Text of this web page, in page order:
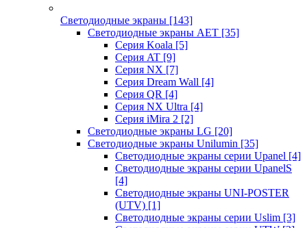
Светодиодные экраны [143]
Светодиодные экраны AET [35]
Cерия Koala [5]
Серия AT [9]
Серия NX [7]
Серия Dream Wall [4]
Серия QR [4]
Серия NX Ultra [4]
Серия iMira 2 [2]
Светодиодные экраны LG [20]
Светодиодные экраны Unilumin [35]
Светодиодные экраны серии Upanel [4]
Светодиодные экраны серии UpanelS
[4]
Светодиодные экраны UNI-POSTER
(UTV) [1]
Светодиодные экраны серии Uslim [3]